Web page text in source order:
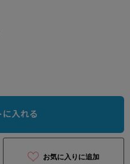
お気に入りに追加